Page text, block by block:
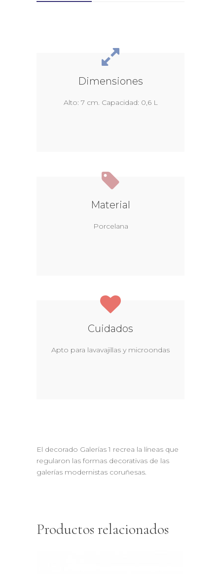
Dimensiones
Alto: 7 cm. Capacidad: 0,6 L
Material
Porcelana
Cuidados
Apto para lavavajillas y microondas
El decorado Galerías 1 recrea la líneas que
regularon las formas decorativas de las
galerías modernistas coruñesas.
Productos relacionados